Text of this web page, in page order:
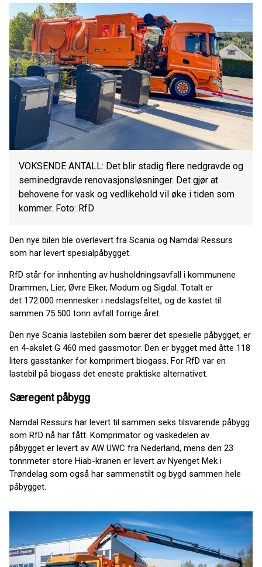
VOKSENDE ANTALL: Det blir stadig flere nedgravde og
seminedgravde renovasjonsløsninger. Det gjør at
behovene for vask og vedlikehold vil øke i tiden som
kommer. Foto: RfD
Den nye bilen ble overlevert fra Scania og Namdal Ressurs
som har levert spesialpåbygget.
RfD står for innhenting av husholdningsavfall i kommunene
Drammen, Lier, Øvre Eiker, Modum og Sigdal. Totalt er
det 172.000 mennesker i nedslagsfeltet, og de kastet til
sammen 75.500 tonn avfall forrige året.
Den nye Scania lastebilen som bærer det spesielle påbygget, er
en 4-akslet G 460 med gassmotor. Den er bygget med åtte 118
liters gasstanker for komprimert biogass. For RfD var en
lastebil på biogass det eneste praktiske alternativet.
Særegent påbygg
Namdal Ressurs har levert til sammen seks tilsvarende påbygg
som RfD nå har fått. Komprimator og vaskedelen av
påbygget er levert av AW UWC fra Nederland, mens den 23
tonnmeter store Hiab-kranen er levert av Nyenget Mek i
Trøndelag som også har sammenstilt og bygd sammen hele
påbygget.